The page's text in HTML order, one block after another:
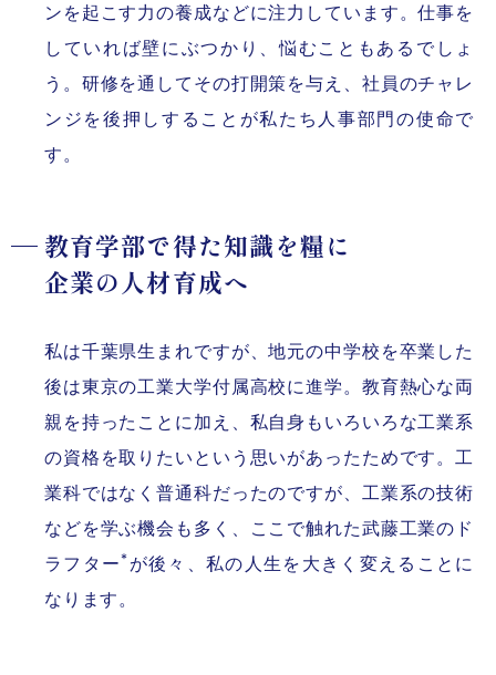
ンを起こす力の養成などに注力しています。仕事を
していれば壁にぶつかり、悩むこともあるでしょ
う。研修を通してその打開策を与え、社員のチャレ
ンジを後押しすることが私たち人事部門の使命で
す。
教育学部で得た知識を糧に
企業の人材育成へ
私は千葉県生まれですが、地元の中学校を卒業した
後は東京の工業大学付属高校に進学。教育熱心な両
親を持ったことに加え、私自身もいろいろな工業系
の資格を取りたいという思いがあったためです。工
業科ではなく普通科だったのですが、工業系の技術
などを学ぶ機会も多く、ここで触れた武藤工業のド
ラフター* が後々、私の人生を大きく変えることに
なります。